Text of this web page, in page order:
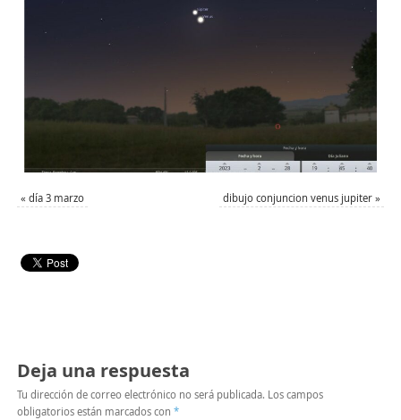
« día 3 marzo dibujo conjuncion venus jupiter »
Deja una respuesta
Tu dirección de correo electrónico no será publicada. Los campos
obligatorios están marcados con *